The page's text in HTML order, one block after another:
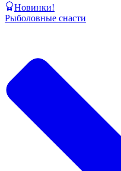
Новинки!
Рыболовные снасти